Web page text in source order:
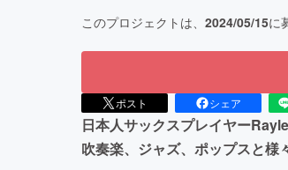
このプロジェクトは、 2024/05/15に
ポスト シェア
日本人サックスプレイヤー
吹奏楽、ジャズ、ポップスと様